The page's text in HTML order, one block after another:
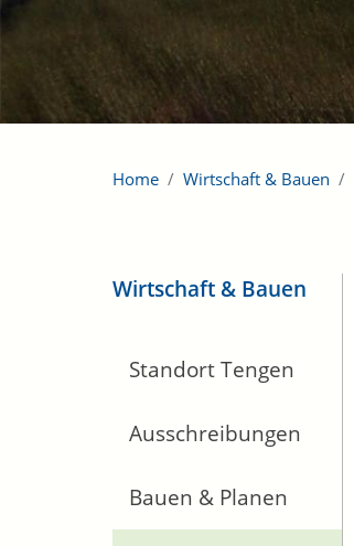
Home Wirtschaft & Bauen
Wirtschaft & Bauen
Standort Tengen
Ausschreibungen
Bauen & Planen